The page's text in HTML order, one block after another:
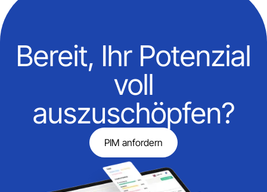
Bereit, Ihr Potenzial
voll
auszuschöpfen?
PIM anfordern